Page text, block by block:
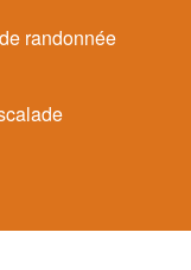
randonnée